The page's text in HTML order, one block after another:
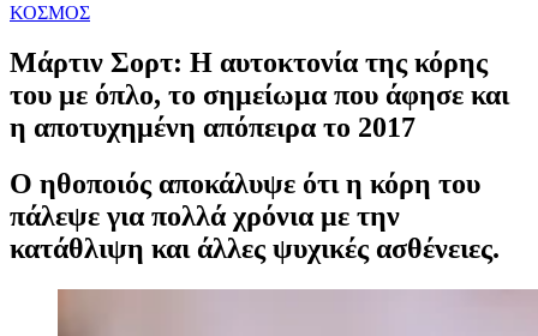
ΚΟΣΜΟΣ
Μάρτιν Σορτ: Η αυτοκτονία της κόρης
του με όπλο, το σημείωμα που άφησε και
η αποτυχημένη απόπειρα το 2017
Ο ηθοποιός αποκάλυψε ότι η κόρη του
πάλεψε για πολλά χρόνια με την
κατάθλιψη και άλλες ψυχικές ασθένειες.